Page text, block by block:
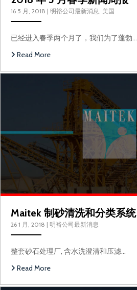
16 5 月, 2018 | 明裕公司最新消息, 美国
已经进入春季两个月了，我们为了蓬勃…
Read More
Maitek 制砂清洗和分类系统
26 1 月, 2018 | 明裕公司最新消息
整套砂石处理厂, 含水洗澄清和压滤…
Read More